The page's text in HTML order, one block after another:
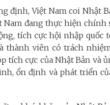
định, Việt Nam coi Nhật
Nam đang thực hiện chính
tích cực hội nhập quốc
thành viên có trách
cực của Nhật Bản và
ổn định và phát triển